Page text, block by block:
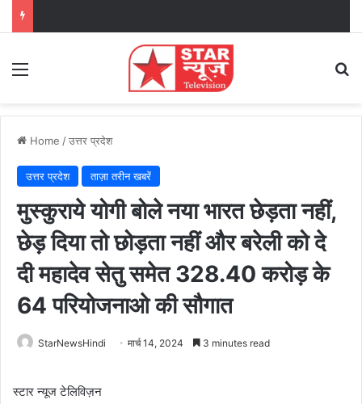
Menu
Home /उत्तर प्रदेश
उत्तर प्रदेश ताज़ा तरीन खबरें
मुस्कुराये योगी बोले नया भारत छेड़ता नहीं,
छेड़ दिया तो छोड़ता नहीं और बरेली को दे
दी महादेव सेतु समेत 328.40 करोड़ के
64 परियोजनाओ की सौगात
StarNewsHindi मार्च 14, 2024 3 minutes read
स्टार न्यूज टेलिविज़न